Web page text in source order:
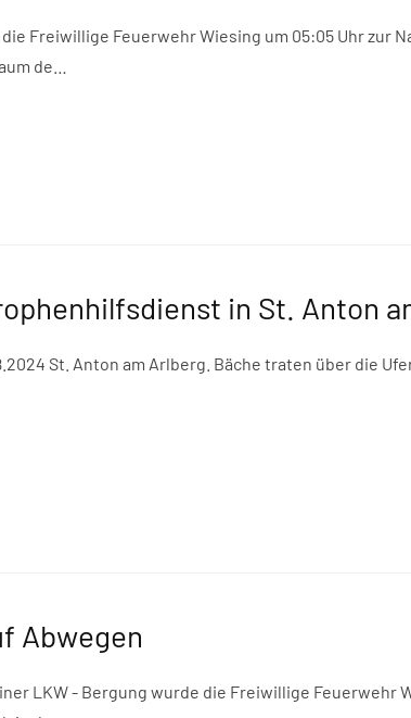
Freiwillige Feuerwehr Wiesing um 05:05 Uhr zur
de…
in St. Anton
St. Anton am Arlberg. Bäche traten über die
Abwegen
LKW - Bergung wurde die Freiwillige Feuerwehr